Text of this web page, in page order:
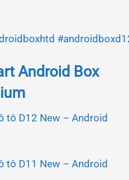
Android Box
tô D12 New – Android
tô D11 New – Android